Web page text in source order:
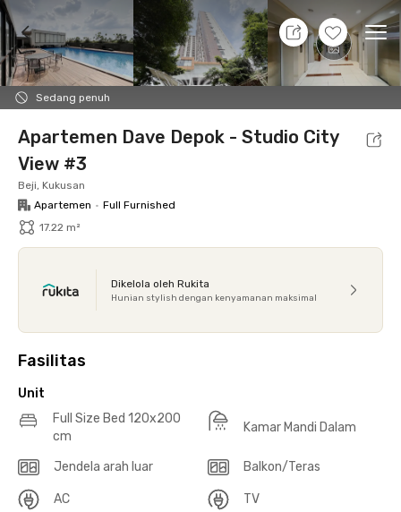
+23
Sedang penuh
10 Agt 26 - Belum tahu
Foto Fasilitas bersama Lokasi Aturan
Apartemen Dave Depok - Studio City
View #3
Beji, Kukusan
Apartemen • Full Furnished
17.22 m²
Dikelola oleh Rukita
Hunian stylish dengan kenyamanan maksimal
Fasilitas
Unit
Full Size Bed 120x200
cm
Kamar Mandi Dalam
Jendela arah luar Balkon/Teras
AC TV